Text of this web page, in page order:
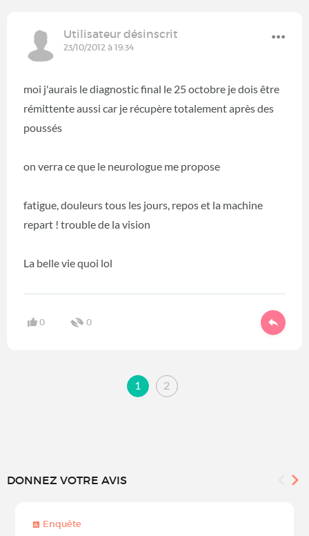
Utilisateur désinscrit
23/10/2012 à 19:34
moi j'aurais le diagnostic final le 25 octobre je dois être
rémittente aussi car je récupère totalement après des
poussés
on verra ce que le neurologue me propose
fatigue, douleurs tous les jours, repos et la machine
repart ! trouble de la vision
La belle vie quoi lol
0 0
1 2
DONNEZ VOTRE AVIS
Enquête